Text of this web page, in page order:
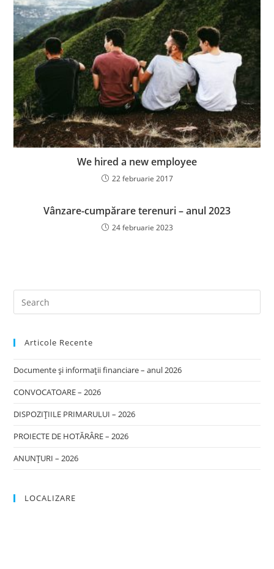
We hired a new employee
22 februarie 2017
Vânzare-cumpărare terenuri – anul 2023
24 februarie 2023
Articole Recente
Documente și informații financiare – anul 2026
CONVOCATOARE – 2026
DISPOZIȚIILE PRIMARULUI – 2026
PROIECTE DE HOTĂRÂRE – 2026
ANUNȚURI – 2026
LOCALIZARE